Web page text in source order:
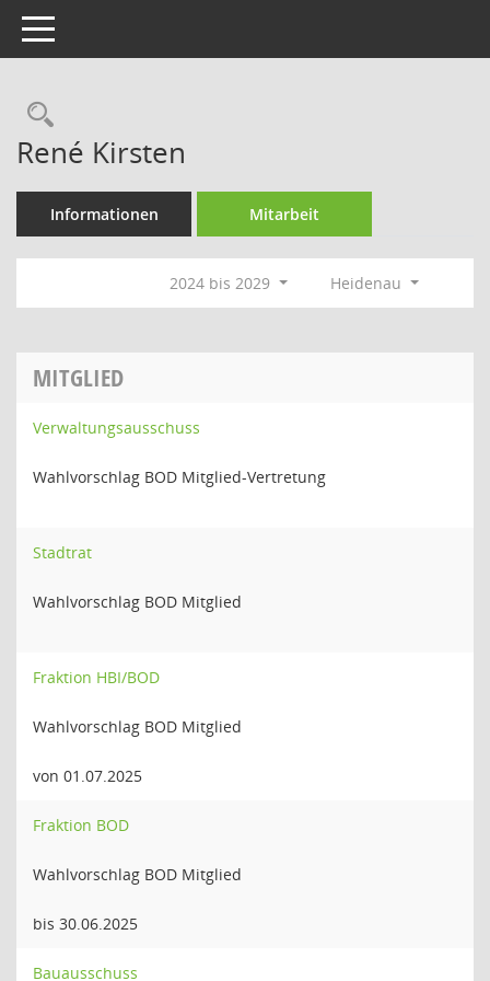
Toggle navigation
Rechercheauswahl
René Kirsten
Informationen Mitarbeit
2024 bis 2029 Heidenau
MITGLIED
Verwaltungsausschuss
Wahlvorschlag BOD Mitglied-Vertretung
Stadtrat
Wahlvorschlag BOD Mitglied
Fraktion HBI/BOD
Wahlvorschlag BOD Mitglied
von 01.07.2025
Fraktion BOD
Wahlvorschlag BOD Mitglied
bis 30.06.2025
Bauausschuss